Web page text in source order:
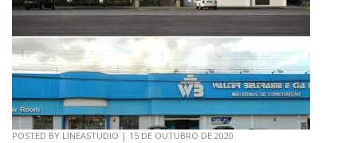
POSTED BY LINEASTUDIO | 15 DE OUTUBRO DE 2020